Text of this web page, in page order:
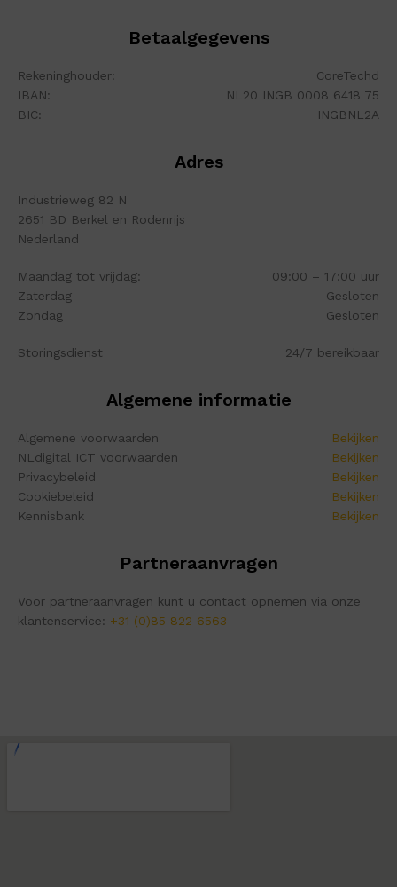
Betaalgegevens
Rekeninghouder:
CoreTechd
IBAN:
NL20 INGB 0008 6418 75
BIC:
INGBNL2A
Adres
Industrieweg 82 N
2651 BD Berkel en Rodenrijs
Nederland
Maandag tot vrijdag:
09:00 – 17:00 uur
Zaterdag
Gesloten
Zondag
Gesloten
Storingsdienst 24/7 bereikbaar
Algemene informatie
Algemene voorwaarden
Bekijken
NLdigital ICT voorwaarden
Bekijken
Privacybeleid
Bekijken
Cookiebeleid
Bekijken
Kennisbank
Bekijken
Partneraanvragen
Voor partneraanvragen kunt u contact opnemen via onze
klantenservice: +31 (0)85 822 6563